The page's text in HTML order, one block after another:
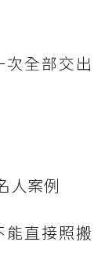
全部交出
人案例
直接照搬